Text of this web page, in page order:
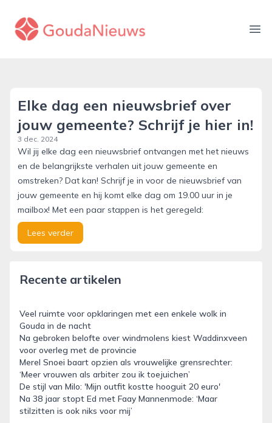
gouda-nieuws.nl
Elke dag een nieuwsbrief over
jouw gemeente? Schrijf je hier in!
3 dec. 2024
Wil jij elke dag een nieuwsbrief ontvangen met het nieuws
en de belangrijkste verhalen uit jouw gemeente en
omstreken? Dat kan! Schrijf je in voor de nieuwsbrief van
jouw gemeente en hij komt elke dag om 19.00 uur in je
mailbox! Met een paar stappen is het geregeld:
Lees verder
Recente artikelen
Veel ruimte voor opklaringen met een enkele wolk in
Gouda in de nacht
Na gebroken belofte over windmolens kiest Waddinxveen
voor overleg met de provincie
Merel Snoei baart opzien als vrouwelijke grensrechter:
‘Meer vrouwen als arbiter zou ik toejuichen’
De stijl van Milo: 'Mijn outfit kostte hooguit 20 euro'
Na 38 jaar stopt Ed met Faay Mannenmode: ‘Maar
stilzitten is ook niks voor mij’